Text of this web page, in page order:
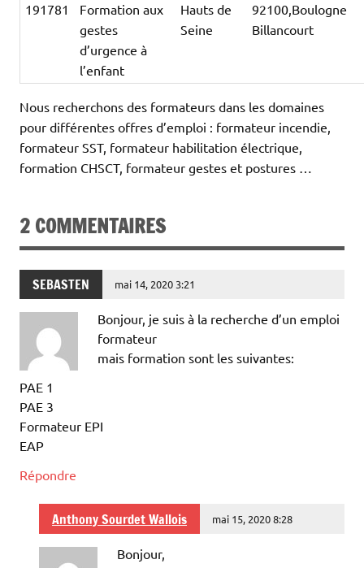
191781
Formation aux
gestes
d’urgence à
l’enfant
Hauts de
Seine
92100,Boulogne
Billancourt
Nous recherchons des formateurs dans les domaines
pour différentes offres d’emploi : formateur incendie,
formateur SST, formateur habilitation électrique,
formation CHSCT, formateur gestes et postures …
2 COMMENTAIRES
SEBASTEN mai 14, 2020 3:21
Bonjour, je suis à la recherche d’un emploi
formateur
mais formation sont les suivantes:
PAE 1
PAE 3
Formateur EPI
EAP
Répondre
Anthony Sourdet Wallois mai 15, 2020 8:28
Bonjour,